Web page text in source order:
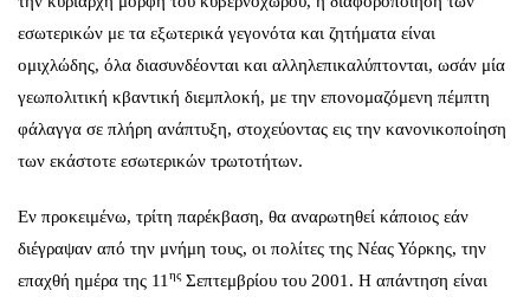
εσωτερικών με τα εξωτερικά γεγονότα και ζητήματα είναι
ομιχλώδης, όλα διασυνδέονται και αλληλεπικαλύπτονται, ωσάν μία
γεωπολιτική κβαντική διεμπλοκή, με την επονομαζόμενη πέμπτη
φάλαγγα σε πλήρη ανάπτυξη, στοχεύοντας εις την κανονικοποίηση
των εκάστοτε εσωτερικών τρωτοτήτων.
Εν προκειμένω, τρίτη παρέκβαση, θα αναρωτηθεί κάποιος εάν
διέγραψαν από την μνήμη τους, οι πολίτες της Νέας Υόρκης, την
επαχθή ημέρα της 11 ηςΣεπτεμβρίου του 2001. Η απάντηση είναι